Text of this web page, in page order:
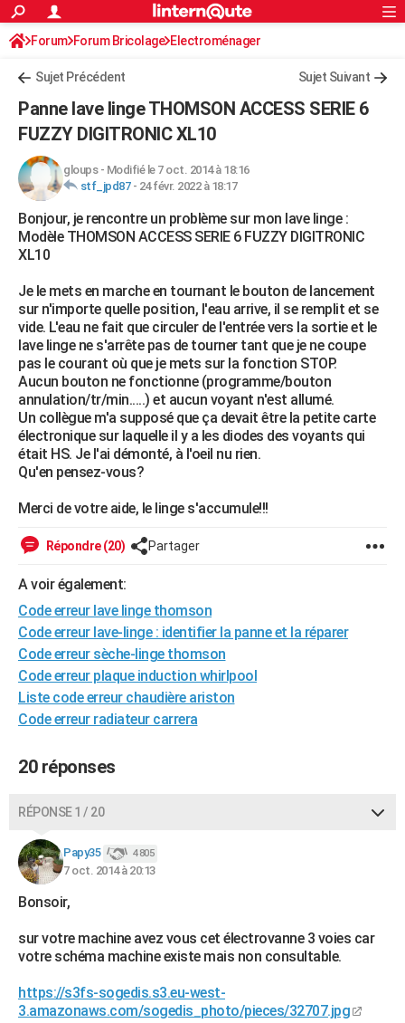
ACTUALITÉS
Politique
Société
Faits Divers
Education
Monde
Villes
+
Programme TV
TNTStreaming
Cinéma
Sorties cinéma
Musique
+FINANCE
Retraite
Impôts
Epargne
Immobilier
Risques naturels par ville
Banque
Assurance
Crédit
AUTO
Essais
Réserver un essai
Citadines
Berlines
SUV
Forum auto
HIGH-TECH
Mobiles
Meilleur smartphone
Internet
Ordinateurs
Jeux vidéo
Guide high-tech
BRICOLAGE
Guides de France
Escapades
Patrimoine
Expositions
Musées
Week-end nature
+LIFESTYLE
Art de vivre
Bien-être
Loisirs
Mode
Modes de vie
SANTE
Alimentation
Guide de la santé
Maladies
Médicaments
Sommeil
VOYAGE
Destinations
City break
Voyage nature
Voyage de noces
Forum
Climat
+PHOTO
GUIDES D'ACHAT
BONS PLANS
CARTE DE VOEUX
Dictionnaire
Biographies
Citations
Expressions
Proverbes
PROGRAMME TV
COPAINS D'AVANT
S'inscrire
Se connecter
Lycées
Collèges
Primaires
Universités
Entreprises
Service militaire
Avis de recherche
AVIS DE DÉCÈS
FORUM
S'inscrire
Connexion
Forum Forum Bricolage Electroménager
Sujet Précédent Sujet Suivant
Panne lave linge THOMSON ACCESS SERIE 6
FUZZY DIGITRONIC XL10
gloups- Modifié le 7 oct. 2014 à 18:16
stf_jpd87- 24 févr. 2022 à 18:17
Bonjour, je rencontre un problème sur mon lave linge :
Modèle THOMSON ACCESS SERIE 6 FUZZY DIGITRONIC
XL10
Je le mets en marche en tournant le bouton de lancement
sur n'importe quelle position, l'eau arrive, il se remplit et se
vide. L'eau ne fait que circuler de l'entrée vers la sortie et le
lave linge ne s'arrête pas de tourner tant que je ne coupe
pas le courant où que je mets sur la fonction STOP.
Aucun bouton ne fonctionne (programme/bouton
annulation/tr/min.....) et aucun voyant n'est allumé.
Un collègue m'a supposé que ça devait être la petite carte
électronique sur laquelle il y a les diodes des voyants qui
était HS. Je l'ai démonté, à l'oeil nu rien.
Qu'en pensez-vous?
Merci de votre aide, le linge s'accumule!!!
Répondre (20) Partager
A voir également:
Code erreur lave linge thomson
Code erreur lave-linge : identifier la panne et la réparer
Code erreur sèche-linge thomson
Code erreur plaque induction whirlpool
Liste code erreur chaudière ariston
Code erreur radiateur carrera
20 réponses
RÉPONSE 1 / 20
Papy35 4 805
7 oct. 2014 à 20:13
Bonsoir,
sur votre machine avez vous cet électrovanne 3 voies car
votre schéma machine existe mais non consultable.
https://s3fs-sogedis.s3.eu-west-
3.amazonaws.com/sogedis_photo/pieces/32707.jpg